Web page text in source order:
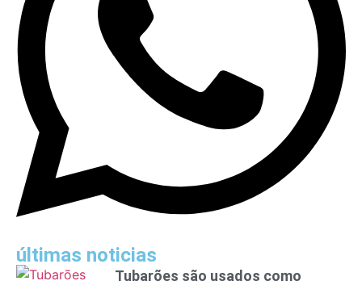
últimas noticias
Tubarões são usados como